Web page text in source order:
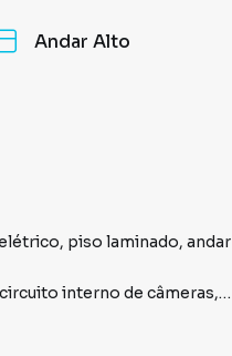
Andar Alto
piso laminado, andar
interno de câmeras,